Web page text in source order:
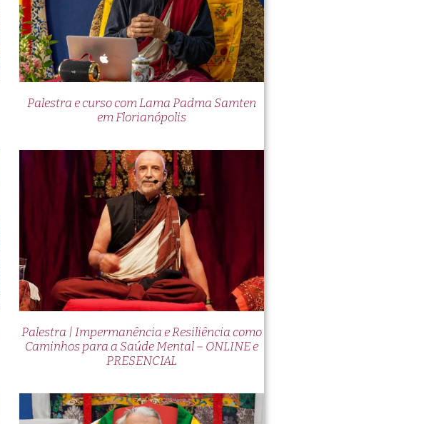
Palestra e curso com Lama Padma Samten
em Florianópolis
Palestra | Impermanência e Resiliência como
Caminhos para a Saúde Mental – ONLINE e
PRESENCIAL